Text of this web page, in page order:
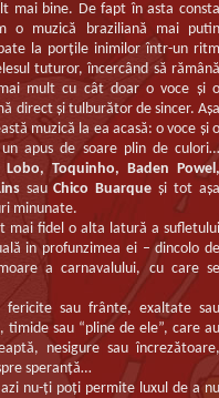
mai bine. De fapt în asta consta
o muzică braziliană mai putin
la porţile inimilor într-un ritm
tuturor, încercând să rămână
mult cu cât doar o voce şi o
direct şi tulburător de sincer. Aşa
muzică la ea acasă: o voce şi o
apus de soare plin de culori…
Lobo, Toquinho, Baden
sauChico Buarque şi tot
minunate.
mai fidel o alta latură a sufletului
in profunzimea ei – dincolo de
a carnavalului, cu care se
sau frânte, exaltate sau
sau “pline de ele”, care au
nesigure sau încrezătoare,
speranţă…
nu-ţi poţi permite luxul de a nu